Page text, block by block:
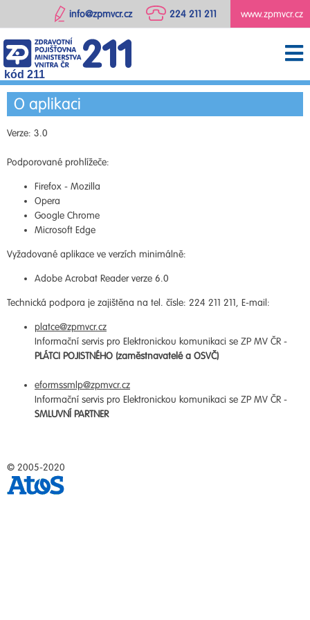
www.zpmvcr.cz
224 211 211
info@zpmvcr.cz
kód 211
O aplikaci
Verze: 3.0
Podporované prohlížeče:
Firefox - Mozilla
Opera
Google Chrome
Microsoft Edge
Vyžadované aplikace ve verzích minimálně:
Adobe Acrobat Reader verze 6.0
Technická podpora je zajištěna na tel. čísle: 224 211 211, E-mail:
platce@zpmvcr.cz
Informační servis pro Elektronickou komunikaci se ZP MV ČR -
PLÁTCI POJISTNÉHO (zaměstnavatelé a OSVČ)
eformssmlp@zpmvcr.cz
Informační servis pro Elektronickou komunikaci se ZP MV ČR -
SMLUVNÍ PARTNER
© 2005-2020